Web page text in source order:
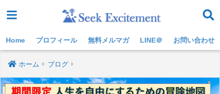
Home プロフィール 無料メルマガ LINE＠ お問い合わせ
ホーム ブログ